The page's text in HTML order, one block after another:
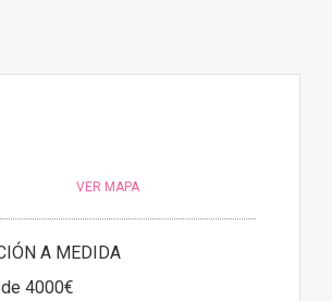
VER MAPA
A MEDIDA
4000€